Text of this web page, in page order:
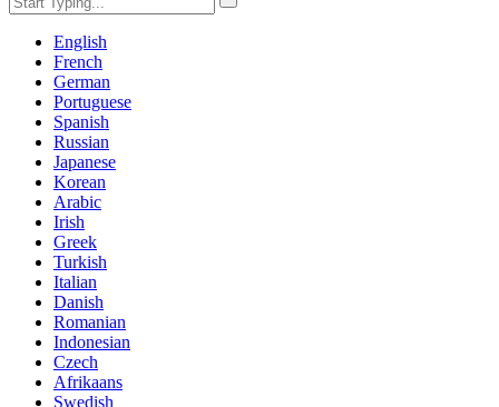
English
French
German
Portuguese
Spanish
Russian
Japanese
Korean
Arabic
Irish
Greek
Turkish
Italian
Danish
Romanian
Indonesian
Czech
Afrikaans
Swedish